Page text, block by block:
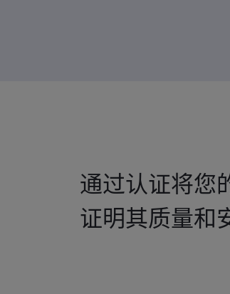
通过认证将您
证明其质量和